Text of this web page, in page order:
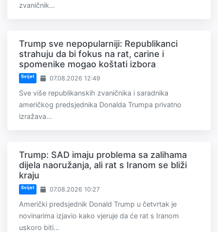
zvaničnik...
Trump sve nepopularniji: Republikanci
strahuju da bi fokus na rat, carine i
spomenike mogao koštati izbora
Svijet 07.08.2026 12:49
Sve više republikanskih zvaničnika i saradnika
američkog predsjednika Donalda Trumpa privatno
izražava...
Trump: SAD imaju problema sa zalihama
dijela naoružanja, ali rat s Iranom se bliži
kraju
Svijet 07.08.2026 10:27
Američki predsjednik Donald Trump u četvrtak je
novinarima izjavio kako vjeruje da će rat s Iranom
uskoro biti...